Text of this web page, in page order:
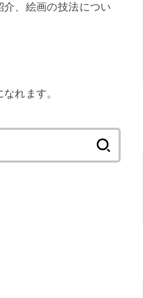
、絵画の技法につい
れます。